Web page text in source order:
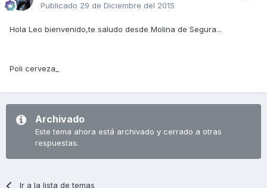
Publicado 29 de Diciembre del 2015
Hola Leo bienvenido,te saludo desde Molina de Segura...
Poli cerveza_
Archivado
Este tema ahora está archivado y cerrado a otras
respuestas.
Ir a la lista de temas